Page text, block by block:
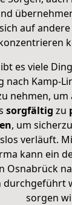
auf
es viele
nach Kamp-
nehmen, um
sorgfältig zu
, um
verläuft.
kann ein
Osnabrück
durchgeführt
sorgen